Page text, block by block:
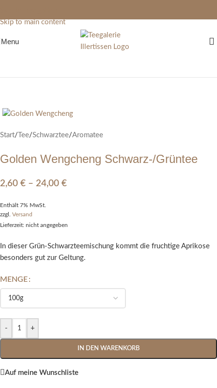
Skip to main content
Menu
Start/ Tee/Schwarztee/Aromatee
Golden Wengcheng Schwarz-/Grüntee
2,60 € – 24,00 €
Enthält 7% MwSt.
zzgl. Versand
Lieferzeit: nicht angegeben
In dieser Grün-Schwarzteemischung kommt die fruchtige Aprikose
besonders gut zur Geltung.
MENGE
- +
IN DEN WARENKORB
Alternative:
Auf meine Wunschliste